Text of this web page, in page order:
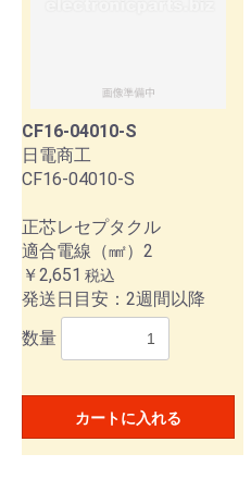
CF16-04010-S
日電商工
CF16-04010-S
正芯レセプタクル
適合電線（㎟）2
￥2,651 税込
発送日目安：2週間以降
数量
カートに入れる